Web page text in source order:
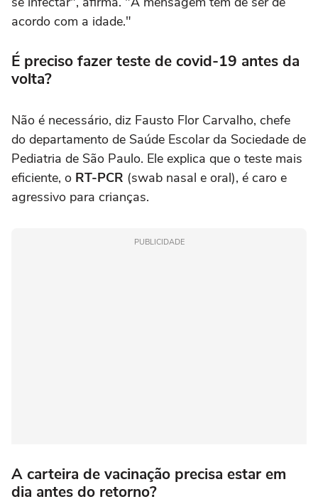
acordo com a idade."
É preciso fazer teste de covid-19 antes da
volta?
Não é necessário, diz Fausto Flor Carvalho, chefe
do departamento de Saúde Escolar da Sociedade de
Pediatria de São Paulo. Ele explica que o teste mais
eficiente, o RT-PCR (swab nasal e oral), é caro e
agressivo para crianças.
PUBLICIDADE
A carteira de vacinação precisa estar em
dia antes do retorno?